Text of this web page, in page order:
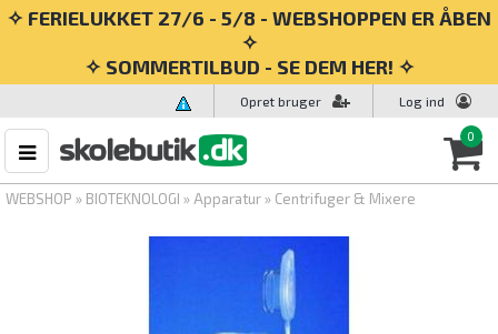
✧ FERIELUKKET 27/6 - 5/8 - WEBSHOPPEN ER ÅBEN
✧
✧ SOMMERTILBUD - SE DEM HER! ✧
Opret bruger Log ind
0
WEBSHOP » BIOTEKNOLOGI » Apparatur» Centrifuger & Mixere